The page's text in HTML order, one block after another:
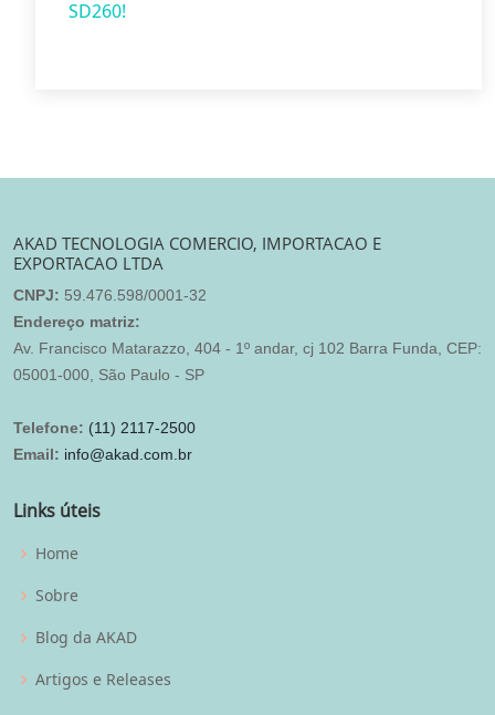
AKAD TECNOLOGIA COMERCIO, IMPORTACAO E
EXPORTACAO LTDA
CNPJ: 59.476.598/0001-32
Endereço matriz:
Av. Francisco Matarazzo, 404 - 1º andar, cj 102 Barra Funda, CEP:
05001-000, São Paulo - SP
Telefone: (11) 2117-2500
Email: info@akad.com.br
Links úteis
Home
Sobre
Blog da AKAD
Artigos e Releases